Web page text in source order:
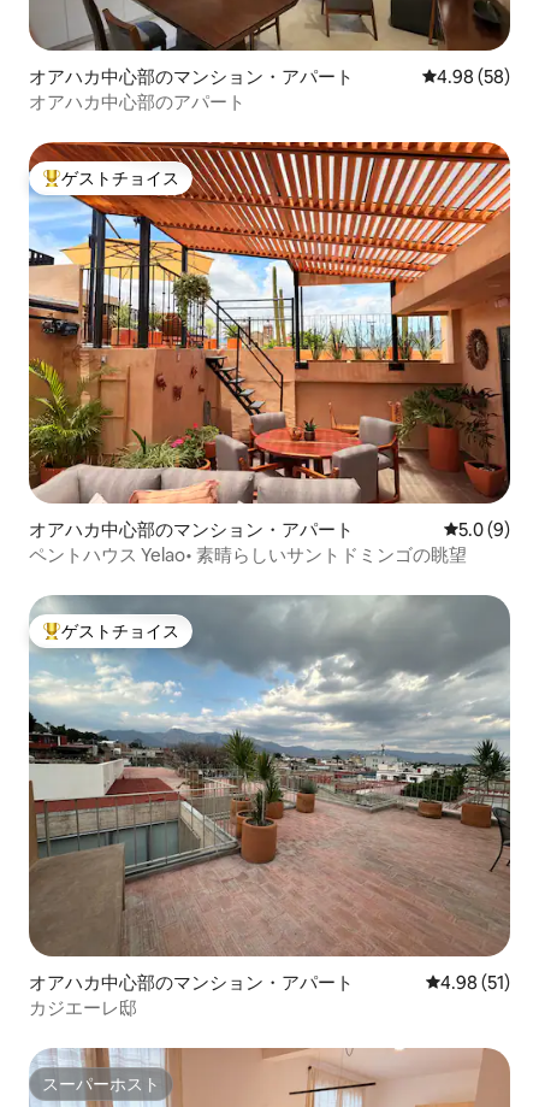
オアハカ中心部のマンション・アパート レビュー58
4.98 (58)
オアハカ中心部のアパート
大好評のゲストチョイスです。
ゲストチョイス
オアハカ中心部のマンション・アパート レビュー9
5.0 (9)
ペントハウス Yelao• 素晴らしいサントドミンゴの眺望
大好評のゲストチョイスです。
ゲストチョイス
オアハカ中心部のマンション・アパート レビュー51
4.98 (51)
カジエーレ邸
スーパーホスト
スーパーホスト